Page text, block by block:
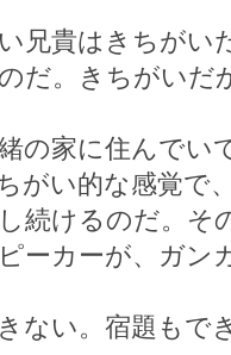
兄貴はきちがい
だ。きちがいだ
の家に住んでい
がい的な感覚で
し続けるのだ。
ーカーが、ガン
ない。宿題もで